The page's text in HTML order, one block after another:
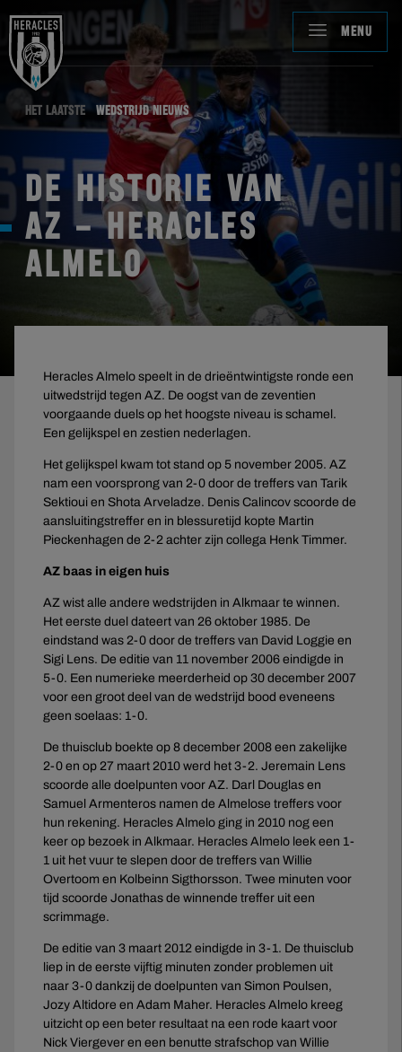
MENU
HET LAATSTE WEDSTRIJD NIEUWS
DE HISTORIE VAN
AZ – HERACLES
ALMELO
Heracles Almelo speelt in de drieëntwintigste ronde een
uitwedstrijd tegen AZ. De oogst van de zeventien
voorgaande duels op het hoogste niveau is schamel.
Een gelijkspel en zestien nederlagen.
Het gelijkspel kwam tot stand op 5 november 2005. AZ
nam een voorsprong van 2-0 door de treffers van Tarik
Sektioui en Shota Arveladze. Denis Calincov scoorde de
aansluitingstreffer en in blessuretijd kopte Martin
Pieckenhagen de 2-2 achter zijn collega Henk Timmer.
AZ baas in eigen huis
AZ wist alle andere wedstrijden in Alkmaar te winnen.
Het eerste duel dateert van 26 oktober 1985. De
eindstand was 2-0 door de treffers van David Loggie en
Sigi Lens. De editie van 11 november 2006 eindigde in
5-0. Een numerieke meerderheid op 30 december 2007
voor een groot deel van de wedstrijd bood eveneens
geen soelaas: 1-0.
De thuisclub boekte op 8 december 2008 een zakelijke
2-0 en op 27 maart 2010 werd het 3-2. Jeremain Lens
scoorde alle doelpunten voor AZ. Darl Douglas en
Samuel Armenteros namen de Almelose treffers voor
hun rekening. Heracles Almelo ging in 2010 nog een
keer op bezoek in Alkmaar. Heracles Almelo leek een 1-
1 uit het vuur te slepen door de treffers van Willie
Overtoom en Kolbeinn Sigthorsson. Twee minuten voor
tijd scoorde Jonathas de winnende treffer uit een
scrimmage.
De editie van 3 maart 2012 eindigde in 3-1. De thuisclub
liep in de eerste vijftig minuten zonder problemen uit
naar 3-0 dankzij de doelpunten van Simon Poulsen,
Jozy Altidore en Adam Maher. Heracles Almelo kreeg
uitzicht op een beter resultaat na een rode kaart voor
Nick Viergever en een benutte strafschop van Willie